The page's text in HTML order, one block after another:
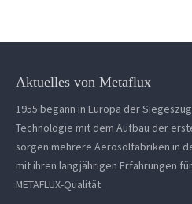
Aktuelles von Metaflux
1955 begann in Europa der
Technologie mit dem Aufbau der
sorgen mehrere Aerosolfabriken in
mit ihren langjährigen Erfahrungen
METAFLUX-Qualität.